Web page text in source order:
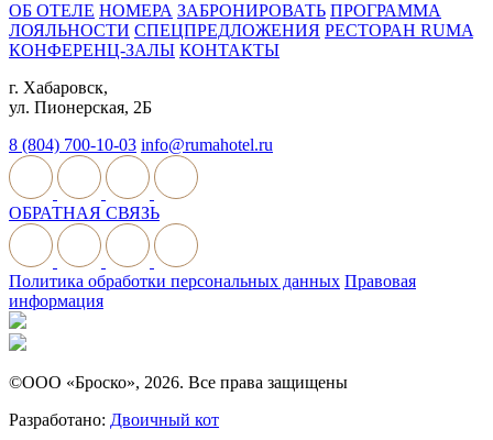
ОБ ОТЕЛЕ НОМЕРА ЗАБРОНИРОВАТЬ ПРОГРАММА
ЛОЯЛЬНОСТИ СПЕЦПРЕДЛОЖЕНИЯ РЕСТОРАН RUMA
КОНФЕРЕНЦ-ЗАЛЫ КОНТАКТЫ
г. Хабаровск,
ул. Пионерская, 2Б
8 (804) 700-10-03 info@rumahotel.ru
ОБРАТНАЯ СВЯЗЬ
Политика обработки персональных данных Правовая
информация
©ООО «Броско», 2026. Все права защищены
Разработано: Двоичный кот